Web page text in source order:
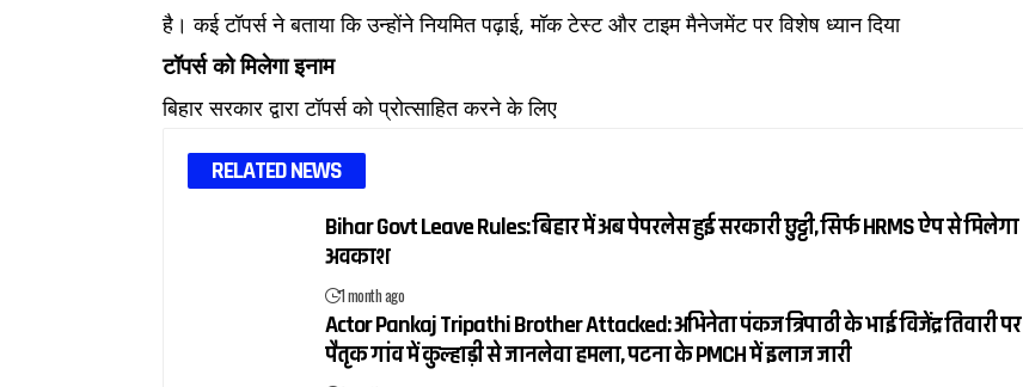
है। कई टॉपर्स ने बताया कि उन्होंने नियमित पढ़ाई, मॉक टेस्ट और टाइम मैनेजमेंट पर विशेष ध्यान दिया
टॉपर्स को मिलेगा इनाम
बिहार सरकार द्वारा टॉपर्स को प्रोत्साहित करने के लिए
RELATED NEWS
Bihar Govt Leave Rules: बिहार में अब पेपरलेस हुई सरकारी छुट्टी, सिर्फ HRMS ऐप से मिलेगा
अवकाश
1 month ago
Actor Pankaj Tripathi Brother Attacked: अभिनेता पंकज त्रिपाठी के भाई विजेंद्र तिवारी पर
पैतृक गांव में कुल्हाड़ी से जानलेवा हमला, पटना के PMCH में इलाज जारी